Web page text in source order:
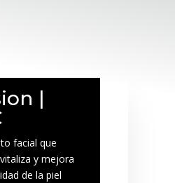
|
facial que
y mejora
de la piel